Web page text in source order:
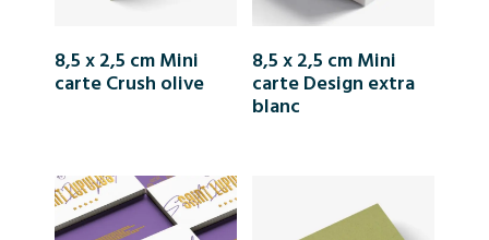
8,5 x 2,5 cm Mini
carte Crush olive
8,5 x 2,5 cm Mini
carte Design extra
blanc